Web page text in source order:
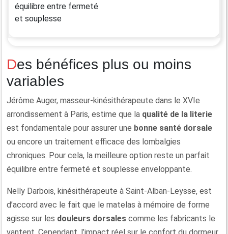
équilibre entre fermeté
et souplesse
Des bénéfices plus ou moins
variables
Jérôme Auger, masseur-kinésithérapeute dans le XVIe
arrondissement à Paris, estime que la qualité de la literie
est fondamentale pour assurer une bonne santé dorsale
ou encore un traitement efficace des lombalgies
chroniques. Pour cela, la meilleure option reste un parfait
équilibre entre fermeté et souplesse enveloppante.
Nelly Darbois, kinésithérapeute à Saint-Alban-Leysse, est
d’accord avec le fait que le matelas à mémoire de forme
agisse sur les douleurs dorsales comme les fabricants le